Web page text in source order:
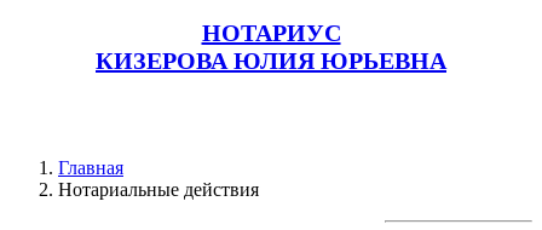
НОТАРИУС
КИЗЕРОВА ЮЛИЯ ЮРЬЕВНА
Главная
Нотариальные действия